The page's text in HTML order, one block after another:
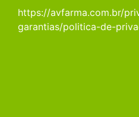
https://avfarma.com.br/
garantias/politica-de-